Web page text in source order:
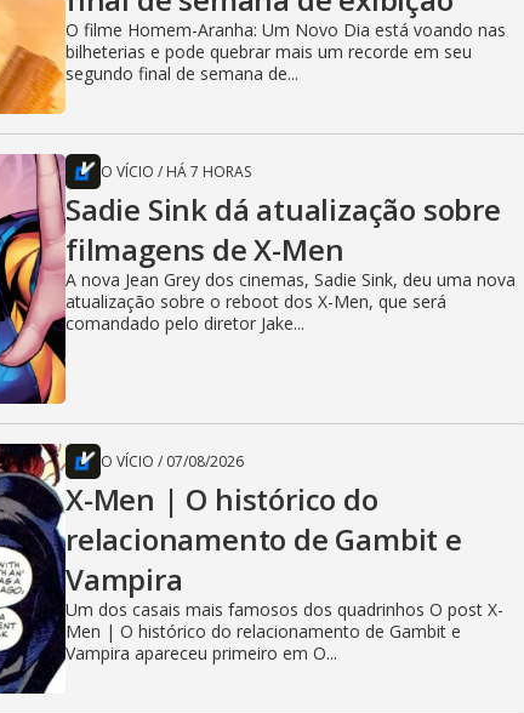
O filme Homem-Aranha: Um Novo Dia está voando nas
bilheterias e pode quebrar mais um recorde em seu
segundo final de semana de...
O VÍCIO / HÁ 7 HORAS
Sadie Sink dá atualização sobre
filmagens de X-Men
A nova Jean Grey dos cinemas, Sadie Sink, deu uma nova
atualização sobre o reboot dos X-Men, que será
comandado pelo diretor Jake...
O VÍCIO / 07/08/2026
X-Men | O histórico do
relacionamento de Gambit e
Vampira
Um dos casais mais famosos dos quadrinhos O post X-
Men | O histórico do relacionamento de Gambit e
Vampira apareceu primeiro em O...